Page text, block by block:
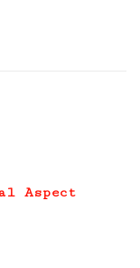
Aspect